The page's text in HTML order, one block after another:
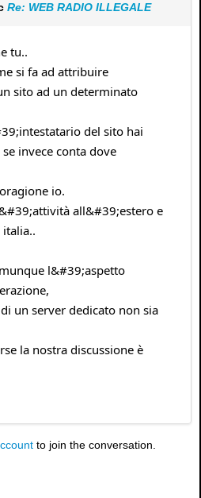
Re: WEB RADIO ILLEGALE
tu..
si fa ad attribuire
sito ad un determinato
del sito hai
invece conta dove
io.
all&#39;estero e
l&#39;aspetto
un server dedicato non sia
la nostra discussione è
to join the conversation.